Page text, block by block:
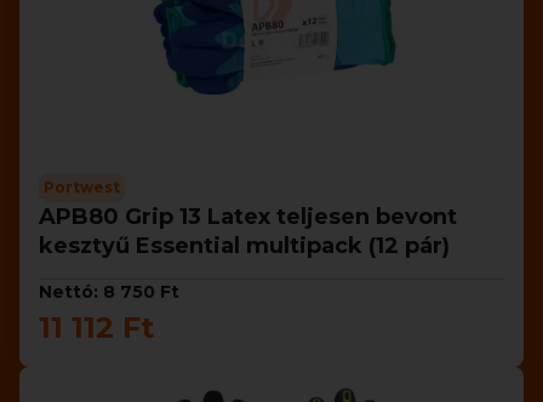
Portwest
APB80 Grip 13 Latex teljesen bevont
kesztyű Essential multipack (12 pár)
Nettó: 8 750 Ft
11 112 Ft